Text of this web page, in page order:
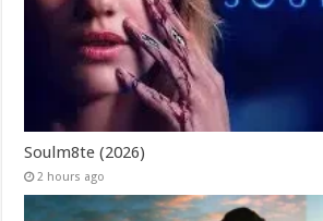
Soulm8te (2026)
2 hours ago